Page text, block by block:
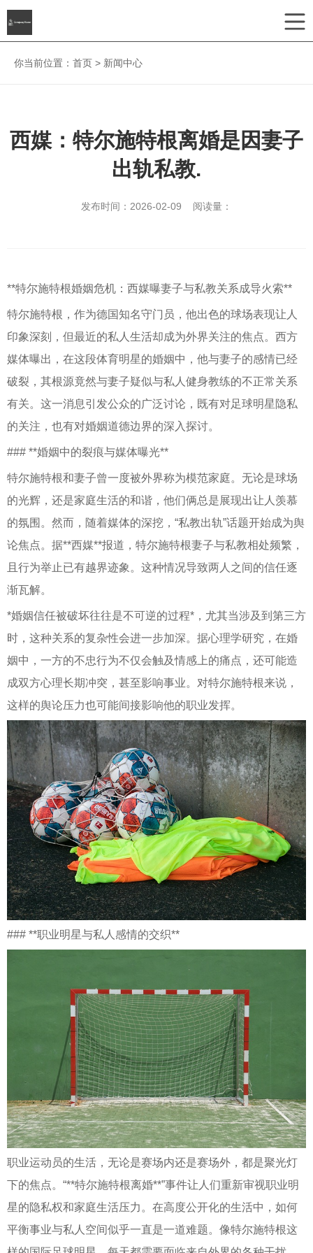
你当前位置： 首页 > 新闻中心
西媒：特尔施特根离婚是因妻子
出轨私教.
发布时间：2026-02-09 阅读量：
**特尔施特根婚姻危机：西媒曝妻子与私教关系成导火索**
特尔施特根，作为德国知名守门员，他出色的球场表现让人
印象深刻，但最近的私人生活却成为外界关注的焦点。西方
媒体曝出，在这段体育明星的婚姻中，他与妻子的感情已经
破裂，其根源竟然与妻子疑似与私人健身教练的不正常关系
有关。这一消息引发公众的广泛讨论，既有对足球明星隐私
的关注，也有对婚姻道德边界的深入探讨。
### **婚姻中的裂痕与媒体曝光**
特尔施特根和妻子曾一度被外界称为模范家庭。无论是球场
的光辉，还是家庭生活的和谐，他们俩总是展现出让人羡慕
的氛围。然而，随着媒体的深挖，“私教出轨”话题开始成为舆
论焦点。据**西媒**报道，特尔施特根妻子与私教相处频繁，
且行为举止已有越界迹象。这种情况导致两人之间的信任逐
渐瓦解。
*婚姻信任被破坏往往是不可逆的过程*，尤其当涉及到第三方
时，这种关系的复杂性会进一步加深。据心理学研究，在婚
姻中，一方的不忠行为不仅会触及情感上的痛点，还可能造
成双方心理长期冲突，甚至影响事业。对特尔施特根来说，
这样的舆论压力也可能间接影响他的职业发挥。
### **职业明星与私人感情的交织**
职业运动员的生活，无论是赛场内还是赛场外，都是聚光灯
下的焦点。“**特尔施特根离婚**”事件让人们重新审视职业明
星的隐私权和家庭生活压力。在高度公开化的生活中，如何
平衡事业与私人空间似乎一直是一道难题。像特尔施特根这